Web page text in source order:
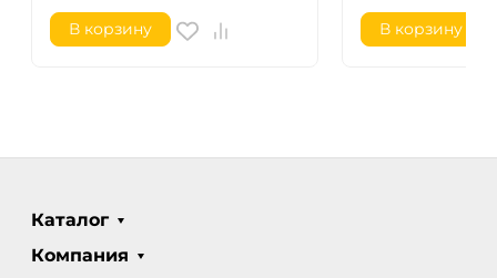
В корзину В корзину
Каталог
Компания